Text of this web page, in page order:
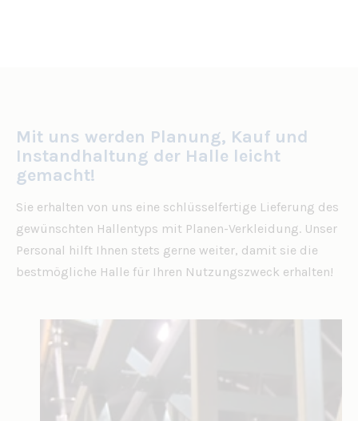
Mit uns werden Planung, Kauf und
Instandhaltung der Halle leicht
gemacht!
Sie erhalten von uns eine schlüsselfertige Lieferung des
gewünschten Hallentyps mit Planen-Verkleidung. Unser
Personal hilft Ihnen stets gerne weiter, damit sie die
bestmögliche Halle für Ihren Nutzungszweck erhalten!